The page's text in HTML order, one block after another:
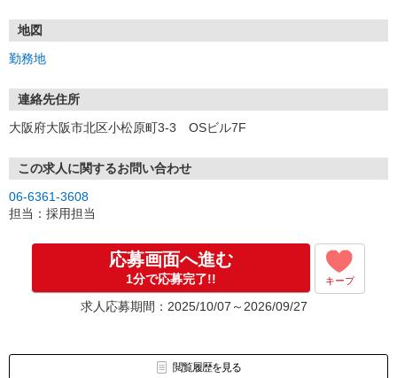
地図
勤務地
連絡先住所
大阪府大阪市北区小松原町3-3 OSビル7F
この求人に関するお問い合わせ
06-6361-3608
担当：採用担当
応募画面へ進む
1分で応募完了!! キープ
求人応募期間：2025/10/07～2026/09/27
閲覧履歴を見る